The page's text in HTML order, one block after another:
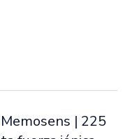
| 225